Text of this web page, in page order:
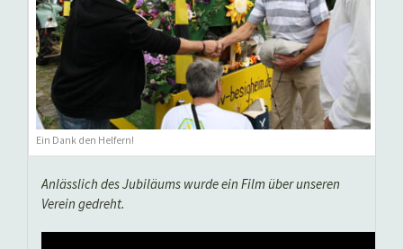
Ein Dank den Helfern!
Anlässlich des Jubiläums wurde ein Film über unseren
Verein gedreht.